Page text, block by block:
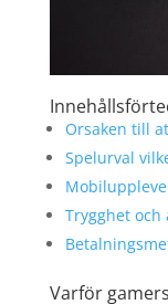
Orsaken till
Spelurval
Trygghet
Varför